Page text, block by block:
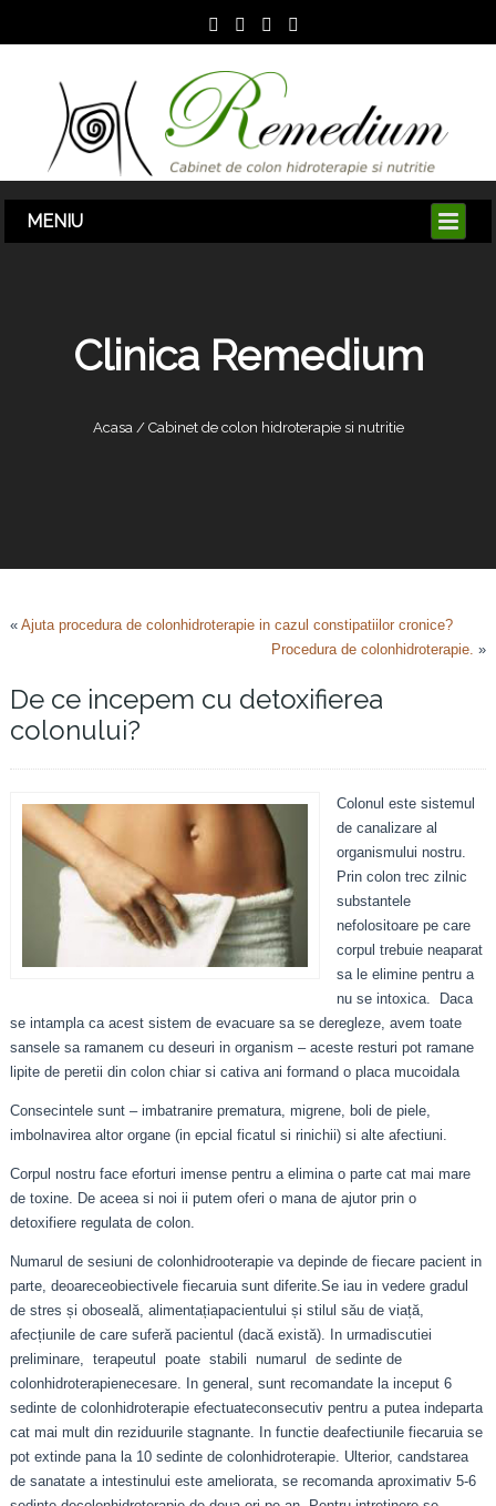
Clinica Remedium
Acasa / Cabinet de colon hidroterapie si nutritie
«Ajuta procedura de colonhidroterapie in cazul constipatiilor cronice?
Procedura de colonhidroterapie. »
De ce incepem cu detoxifierea
colonului?
Colonul este sistemul
de canalizare al
organismului nostru.
Prin colon trec zilnic
substantele
nefolositoare pe care
corpul trebuie neaparat
sa le elimine pentru a
nu se intoxica. Daca
se intampla ca acest sistem de evacuare sa se deregleze, avem toate
sansele sa ramanem cu deseuri in organism – aceste resturi pot ramane
lipite de peretii din colon chiar si cativa ani formand o placa mucoidala
Consecintele sunt – imbatranire prematura, migrene, boli de piele,
imbolnavirea altor organe (in epcial ficatul si rinichii) si alte afectiuni.
Corpul nostru face eforturi imense pentru a elimina o parte cat mai mare
de toxine. De aceea si noi ii putem oferi o mana de ajutor prin o
detoxifiere regulata de colon.
Numarul de sesiuni de colonhidrooterapie va depinde de fiecare pacient in
parte, deoareceobiectivele fiecaruia sunt diferite.Se iau in vedere gradul
de stres și oboseală, alimentațiapacientului și stilul său de viață,
afecțiunile de care suferă pacientul (dacă există). In urmadiscutiei
preliminare, terapeutul poate stabili numarul de sedinte de
colonhidroterapienecesare. In general, sunt recomandate la inceput 6
sedinte de colonhidroterapie efectuateconsecutiv pentru a putea indeparta
cat mai mult din reziduurile stagnante. In functie deafectiunile fiecaruia se
pot extinde pana la 10 sedinte de colonhidroterapie. Ulterior, candstarea
de sanatate a intestinului este ameliorata, se recomanda aproximativ 5-6